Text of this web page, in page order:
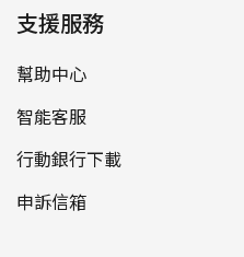
支援服務
幫助中心
智能客服
行動銀行下載
申訴信箱